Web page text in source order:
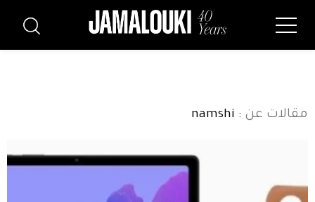
مقالات عن : namshi